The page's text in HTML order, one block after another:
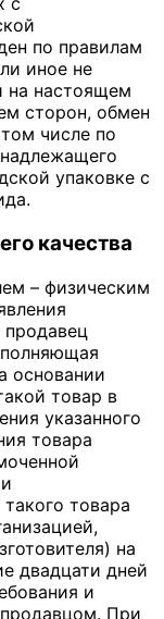
по правилам
иное не
на настоящем
сторон, обмен
числе по
упаковке с
качества
– физическим
продавец
основании
товар в
указанного
товара
товара
на
двадцати дней
и
продавцом. При